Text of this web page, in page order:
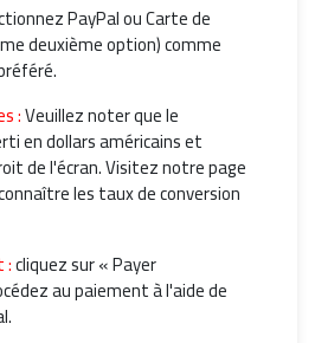
PayPal ou Carte de
deuxième option) comme
:Veuillez noter que le
en dollars américains et
de l'écran. Visitez notre page
les taux de conversion
:cliquez sur « Payer
au paiement à l'aide de